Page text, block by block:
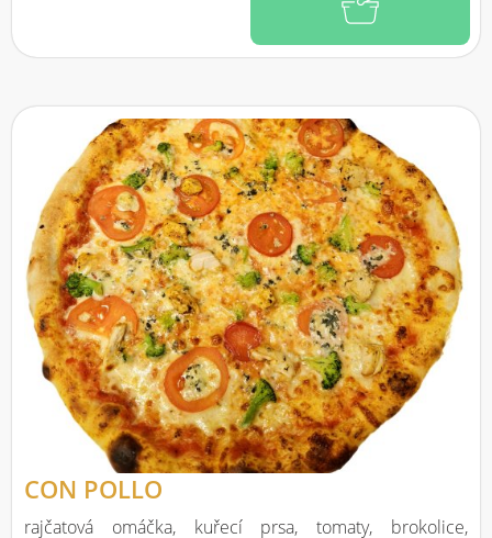
CON POLLO
rajčatová omáčka, kuřecí prsa, tomaty, brokolice,